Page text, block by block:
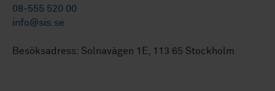
08-555 520 00
info@sis.se
Besöksadress: Solnavägen 1E, 113 65 Stockholm